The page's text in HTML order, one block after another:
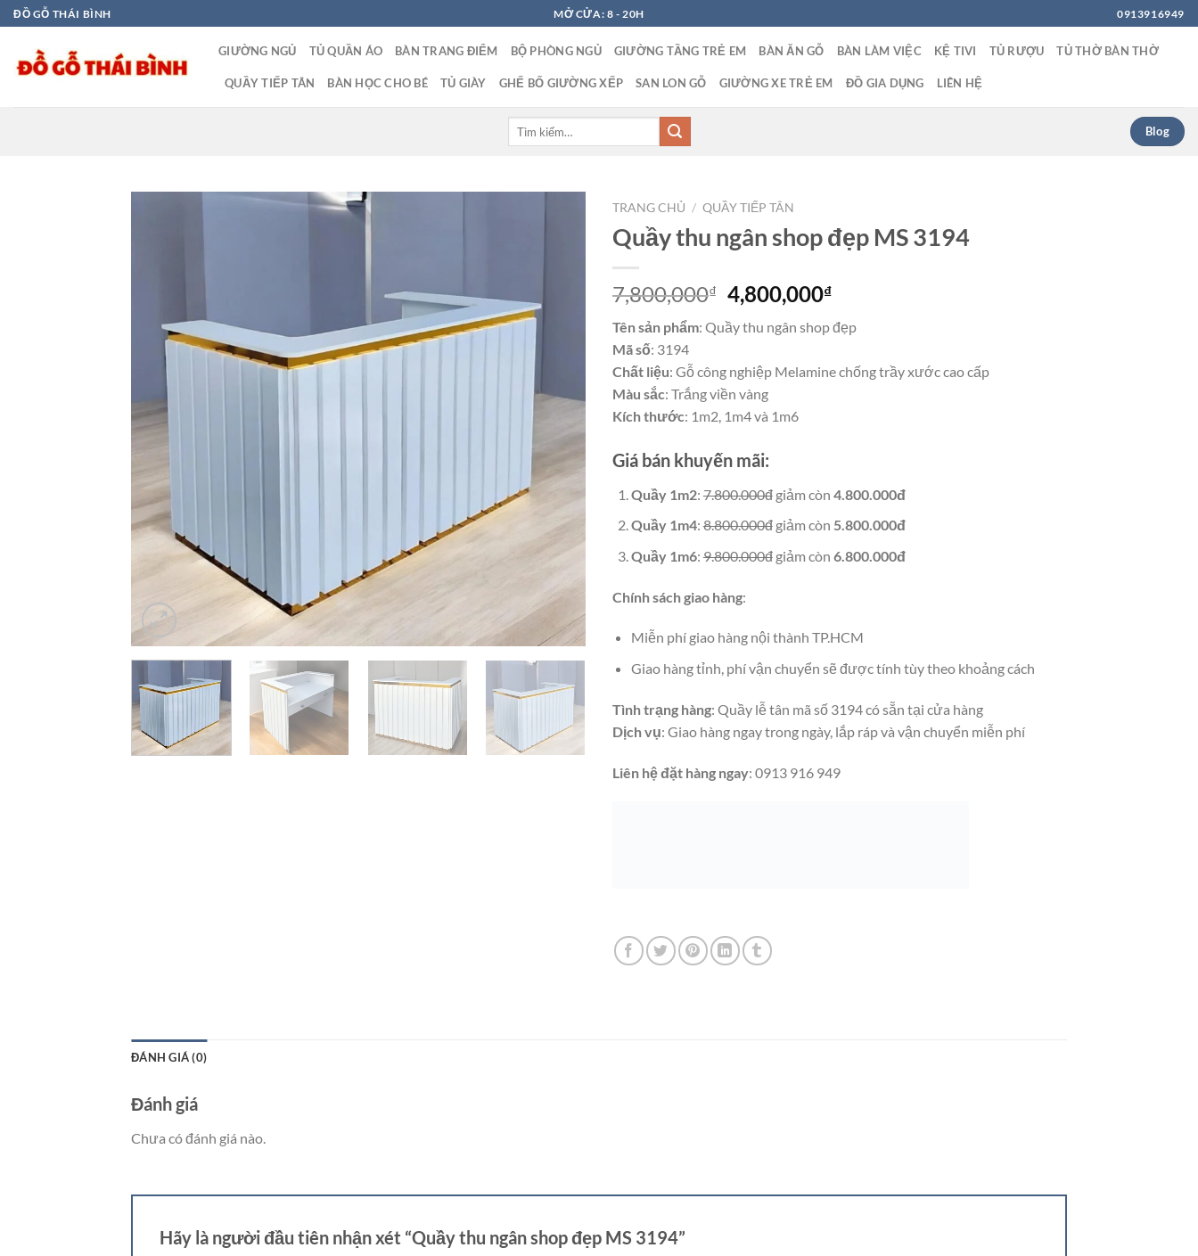
Bỏ
qua
dung
ĐỒ GỖ THÁI BÌNH MỞ CỬA: 8 - 20H 0913916949
GIƯỜNG NGỦ TỦ QUẦN ÁO BÀN TRANG ĐIỂM BỘ PHÒNG NGỦ GIƯỜNG TẦNG TRẺ EM BÀN ĂN GỖ BÀN LÀM VIỆC KỆ TIVI TỦ RƯỢU TỦ THỜ BÀN THỜ
QUẦY TIẾP TÂN BÀN HỌC CHO BÉ TỦ GIÀY GHẾ BỐ GIƯỜNG XẾP SAN LON GỖ GIƯỜNG XE TRẺ EM ĐỒ GIA DỤNG LIÊN HỆ
Blog
TRANG CHỦ / QUẦY TIẾP TÂN
Quầy thu ngân shop đẹp MS 3194
7,800,000₫ Giá
gốc
là:
4,800,000₫Giá
tại
4,800,000₫.
Tên sản phẩm: Quầy thu ngân shop đẹp
Mã số: 3194
Chất liệu: Gỗ công nghiệp Melamine chống trầy xước cao cấp
Màu sắc: Trắng viền vàng
Kích thước: 1m2, 1m4 và 1m6
Giá bán khuyến mãi:
Quầy 1m2:7.800.000đgiảm còn 4.800.000đ
Quầy 1m4:8.800.000đgiảm còn 5.800.000đ
Quầy 1m6:9.800.000đgiảm còn 6.800.000đ
Chính sách giao hàng:
Miễn phí giao hàng nội thành TP.HCM
Giao hàng tỉnh, phí vận chuyển sẽ được tính tùy theo khoảng cách
Tình trạng hàng: Quầy lễ tân mã số 3194 có sẵn tại cửa hàng
Dịch vụ: Giao hàng ngay trong ngày, lắp ráp và vận chuyển miễn phí
Liên hệ đặt hàng ngay: 0913 916 949
ĐÁNH GIÁ (0)
Đánh giá
Chưa có đánh giá nào.
Hãy là người đầu tiên nhận xét “Quầy thu ngân shop đẹp MS 3194”